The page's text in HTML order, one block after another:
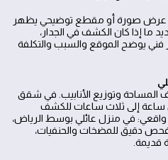
عرض صورة أو مقطع توضيحي يظهر
ما إذا كان الكشف في الجدار،
فني يوضح الموقع والسبب والتكلفة
المساحة وتوزيع الأنابيب. في شقق
ساعة إلى ثلاث ساعات للكشف
واقعي: في منزل عائلي بوسط الرياض،
دقيق للمضخات والحنفيات،
قديمة.